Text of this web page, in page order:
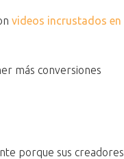
videos incrustados en
más conversiones
porque sus creadores